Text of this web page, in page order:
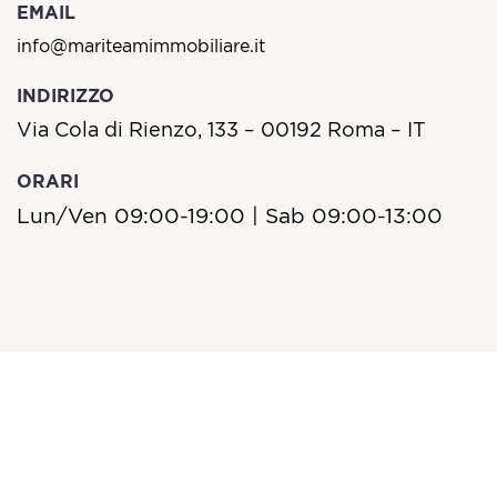
EMAIL
info@mariteamimmobiliare.it
INDIRIZZO
Via Cola di Rienzo, 133 – 00192 Roma – IT
ORARI
Lun/Ven 09:00-19:00 | Sab 09:00-13:00